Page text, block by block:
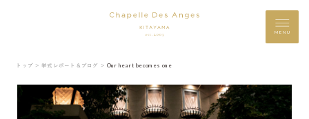
MENU
トップ ＞ 挙式レポート＆ブログ ＞ Our heart becomes one